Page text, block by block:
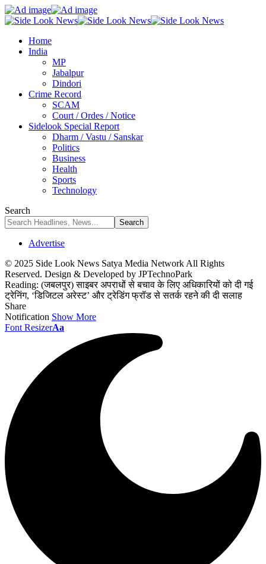
Home
India
MP
Jabalpur
Dindori
Crime Record
SCAM
Court / Ordes / Notice
Sidelook Special Report
Dharm / Vastu / Sanskar
Politics
Business
Health
Sports
Technology
Search
Advertise
© 2025 Side Look News Satya Media Network All Rights
Reserved. Design & Developed by JPTechnoPark
Reading: (जबलपुर) साइबर अपराधों से बचाव के लिए अधिकारियों को दी गई
ट्रेनिंग, ‘डिजिटल अरेस्ट’ और ट्रेडिंग फ्रॉड से सतर्क रहने की दी सलाह
Share
Notification Show More
Font ResizerAa